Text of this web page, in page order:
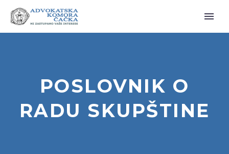
POSLOVNIK O
RADU SKUPŠTINE